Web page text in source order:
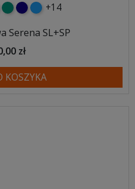
turkusowy
granatowy
niebieski
+14
Serena SL+SP
zł
KOSZYKA